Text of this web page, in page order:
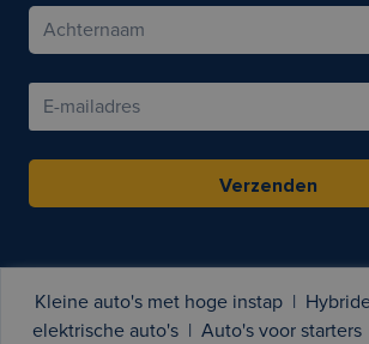
Verzenden
Kleine auto's met hoge instap
elektrische auto's
Auto's voor starters